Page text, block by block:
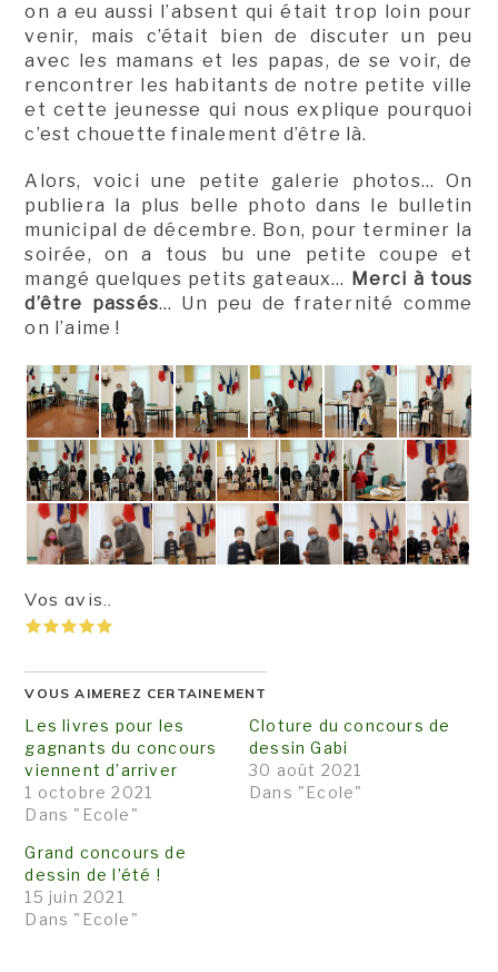
on a eu aussi l’absent qui était trop loin pour
venir, mais c’était bien de discuter un peu
avec les mamans et les papas, de se voir, de
rencontrer les habitants de notre petite ville
et cette jeunesse qui nous explique pourquoi
c’est chouette finalement d’être là.
Alors, voici une petite galerie photos… On
publiera la plus belle photo dans le bulletin
municipal de décembre. Bon, pour terminer la
soirée, on a tous bu une petite coupe et
mangé quelques petits gateaux… Merci à tous
d’être passés… Un peu de fraternité comme
on l’aime !
Vos avis..
VOUS AIMEREZ CERTAINEMENT
Les livres pour les
gagnants du concours
viennent d’arriver
1 octobre 2021
Dans "Ecole"
Cloture du concours de
dessin Gabi
30 août 2021
Dans "Ecole"
Grand concours de
dessin de l’été !
15 juin 2021
Dans "Ecole"